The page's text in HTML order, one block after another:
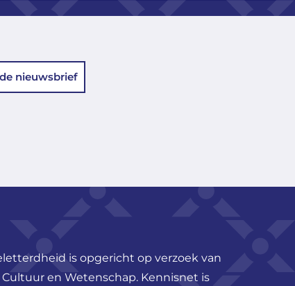
nieuwsbrief
is opgericht op verzoek van
en Wetenschap. Kennisnet is